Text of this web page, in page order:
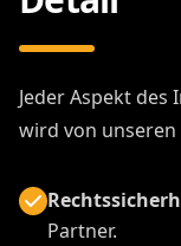
Jeder Aspekt
wird von
Partner.